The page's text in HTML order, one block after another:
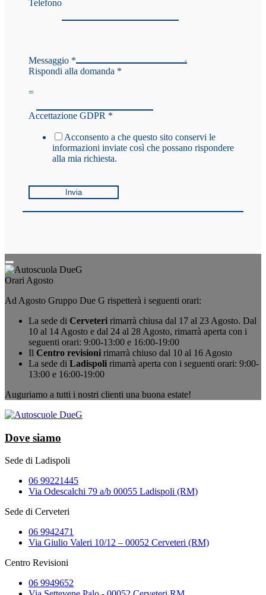
Telefono
Messaggio *
Rispondi alla domanda *
=
Accettazione GDPR *
Acconsento a che questo sito conservi le
informazioni inviate così che possano rispondere
alla mia richiesta.
Invia
Orari Agosto
Ad Agosto Gruppo Due G rispetterà i seguenti orari:
La sede di Cerveteri rimarrà chiusa dal 17 al 23 Agosto. Dal
10 al 14 Agosto e dal 24 al 28 Agosto, rimarrà aperta con i
seguenti orari: 9:00-13:00 e 16:00-19:00
Il Centro revisioni rimarrà chiuso dal 10 al 16 Agosto
La sede di Ladispoli rimarrà aperta con i seguenti orari: 9:00-
13:00 e 16:00-19:00
Auguriamo a tutti i nostri clienti una buona estate!
Dove siamo
Sede di Ladispoli
06 99221445
Via Odescalchi 79 a/b 00055 Ladispoli (RM)
Sede di Cerveteri
06 9942471
Via Giulio Valeri 10/12 – 00052 Cerveteri (RM)
Centro Revisioni
06 9949652